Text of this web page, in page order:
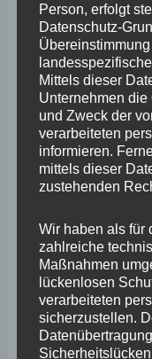
mitteilen konnte:
demnächst Räume
QueerNet RLP zur
mal neue
wurde im
Einrichtung eine
beschlossen,
Tisches
ein entsprechendes
„Ein solches
und eine
Gewalt und
es gut, dass wir in
Person, erfolgt
Datenschutz-
Mittels dieser
Unternehmen die
und Zweck der
verarbeiteten
informieren.
mittels dieser
zustehenden
Wir haben als für
zahlreiche
Maßnahmen
lückenlosen
verarbeiteten
sicherzustellen.